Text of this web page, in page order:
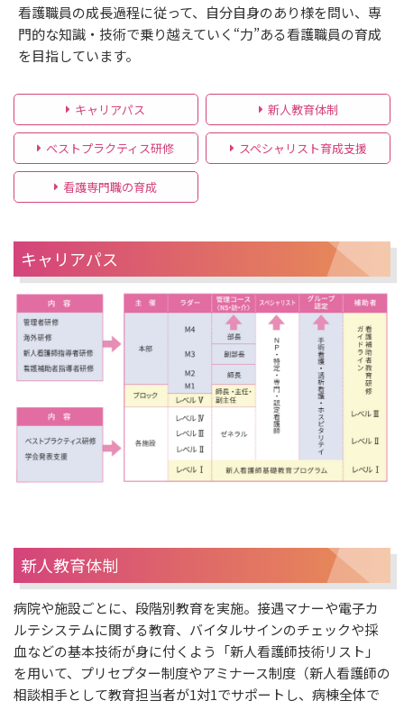
看護職員の成長過程に従って、自分自身のあり様を問い、専
門的な知識・技術で乗り越えていく“力”ある看護職員の育成
を目指しています。
キャリアパス 新人教育体制
ベストプラクティス研修 スペシャリスト育成支援
看護専門職の育成
キャリアパス
新人教育体制
病院や施設ごとに、段階別教育を実施。接遇マナーや電子カ
ルテシステムに関する教育、バイタルサインのチェックや採
血などの基本技術が身に付くよう「新人看護師技術リスト」
を用いて、プリセプター制度やアミナース制度（新人看護師の
相談相手として教育担当者が1対1でサポートし、病棟全体で